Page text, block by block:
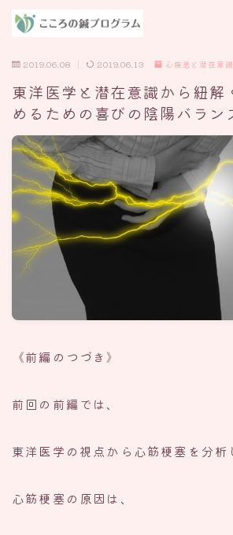
2019.06.08 2019.06.13 心疾患と潜在意識
東洋医学と潜在意識から紐解
めるための喜びの陰陽バラン
《前編のつづき》
前回の前編では、
東洋医学の視点から心筋梗塞を分析
心筋梗塞の原因は、